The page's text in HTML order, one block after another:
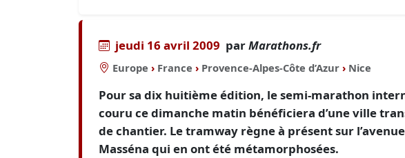
jeudi 16 avril 2009 parMarathons.fr
Europe › France › Provence-Alpes-Côte d’Azur › Nice
Pour sa dix huitième édition, le semi-marathon
couru ce dimanche matin bénéficiera d’une ville
de chantier. Le tramway règne à présent sur
Masséna qui en ont été métamorphosées.